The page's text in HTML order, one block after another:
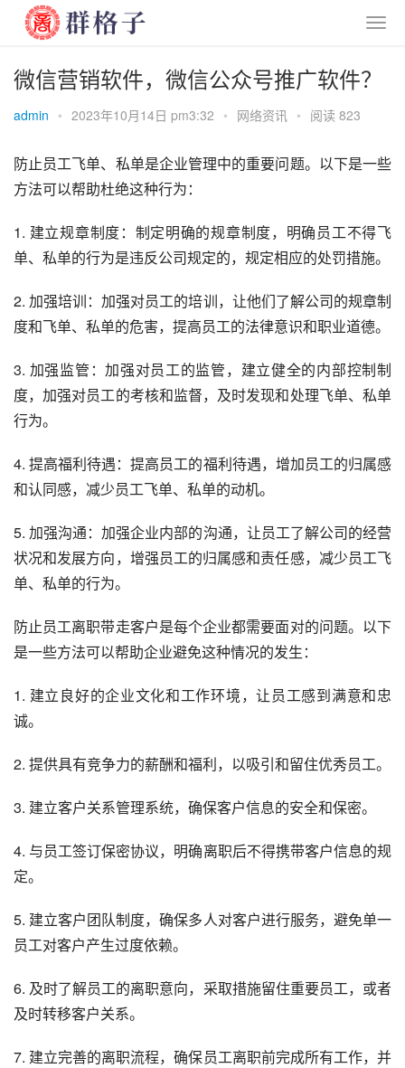
微信营销软件，微信公众号推广软件？
admin • 2023年10月14日 pm3:32 • 网络资讯 • 阅读 823
防止员工飞单、私单是企业管理中的重要问题。以下是一些
方法可以帮助杜绝这种行为：
1. 建立规章制度：制定明确的规章制度，明确员工不得飞
单、私单的行为是违反公司规定的，规定相应的处罚措施。
2. 加强培训：加强对员工的培训，让他们了解公司的规章制
度和飞单、私单的危害，提高员工的法律意识和职业道德。
3. 加强监管：加强对员工的监管，建立健全的内部控制制
度，加强对员工的考核和监督，及时发现和处理飞单、私单
行为。
4. 提高福利待遇：提高员工的福利待遇，增加员工的归属感
和认同感，减少员工飞单、私单的动机。
5. 加强沟通：加强企业内部的沟通，让员工了解公司的经营
状况和发展方向，增强员工的归属感和责任感，减少员工飞
单、私单的行为。
防止员工离职带走客户是每个企业都需要面对的问题。以下
是一些方法可以帮助企业避免这种情况的发生：
1. 建立良好的企业文化和工作环境，让员工感到满意和忠
诚。
2. 提供具有竞争力的薪酬和福利，以吸引和留住优秀员工。
3. 建立客户关系管理系统，确保客户信息的安全和保密。
4. 与员工签订保密协议，明确离职后不得携带客户信息的规
定。
5. 建立客户团队制度，确保多人对客户进行服务，避免单一
员工对客户产生过度依赖。
6. 及时了解员工的离职意向，采取措施留住重要员工，或者
及时转移客户关系。
7. 建立完善的离职流程，确保员工离职前完成所有工作，并